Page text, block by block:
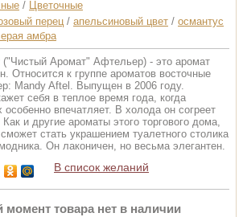
/ Цветочные
перец / апельсиновый цвет / османтус
амбра
("Чистый Аромат" Афтельер) - это аромат
Относится к группе ароматов восточные
Mandy Aftel. Выпущен в 2006 году.
себя в теплое время года, когда
особенно впечатляет. В холода он согреет
и другие ароматы этого торгового дома,
стать украшением туалетного столика
Он лаконичен, но весьма элегантен.
В список желаний
товара нет в наличии